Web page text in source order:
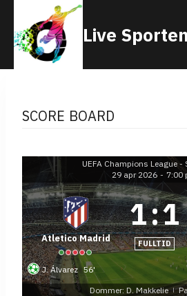
content
Live Sporten
SCORE BOARD
UEFA Champions League -
29 apr 2026 - 7:00
Atletico Madrid
1:1
FULLTID
J. Álvarez 56'
Dommer: D. Makkelie
|